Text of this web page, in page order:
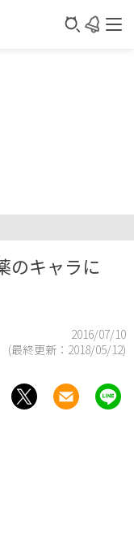
のキャラに
2016/07/10
(最終更新： 2018/05/12)